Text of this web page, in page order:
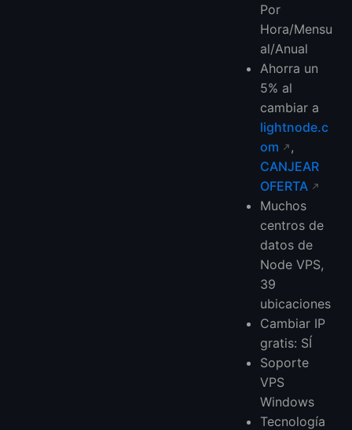
Por
Hora/Mensu
al/Anual
Ahorra un
5% al
cambiar a
lightnode.c
om
,
CANJEAR
OFERTA
Muchos
centros de
datos de
Node VPS,
39
ubicaciones
Cambiar IP
gratis: SÍ
Soporte
VPS
Windows
Tecnología